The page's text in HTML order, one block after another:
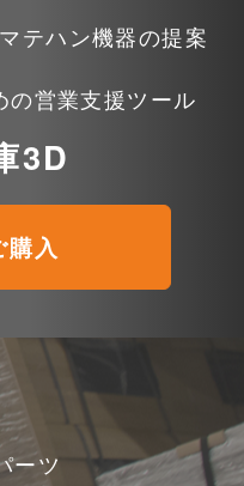
テハン機器の提案
の営業支援ツール
3D
購入
ーツ